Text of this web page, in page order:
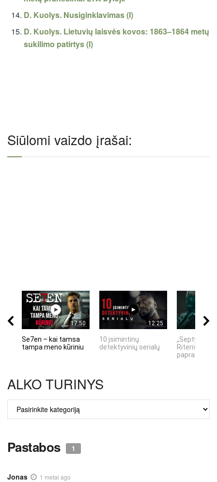
D. Kuolys. Nusiginklavimas (I)
D. Kuolys. Lietuvių laisvės kovos: 1863–1864 metų
sukilimo patirtys (I)
Siūlomi vaizdo įrašai:
17:50
Se7en – kai tamsa
tampa meno kūriniu
12:25
10 įsimintinų
detektyvinių serialų
„Septynių
Riteris" – kai
ALKO TURINYS
TURINYS
Pastabos 1
Jonas 1 metai ago